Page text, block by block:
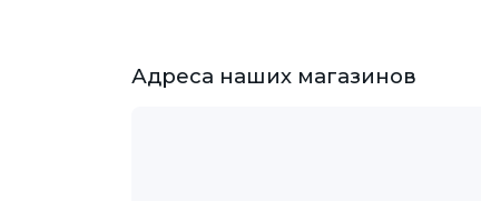
Адреса наших магазинов